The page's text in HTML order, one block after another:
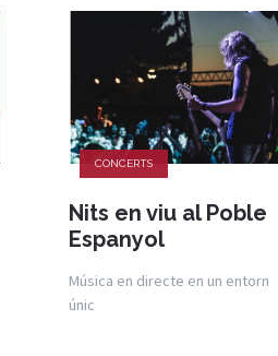
CONCERTS
Nits en viu al Poble
Espanyol
Música en directe en un entorn
únic